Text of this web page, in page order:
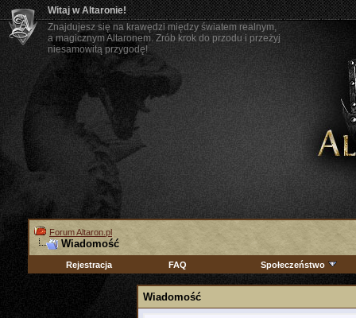
Witaj w Altaronie!
Znajdujesz się na krawędzi między światem realnym,
a magicznym Altaronem. Zrób krok do przodu i przeżyj
niesamowitą przygodę!
Forum Altaron.pl
Wiadomość
Rejestracja FAQ Społeczeństwo
Wiadomość